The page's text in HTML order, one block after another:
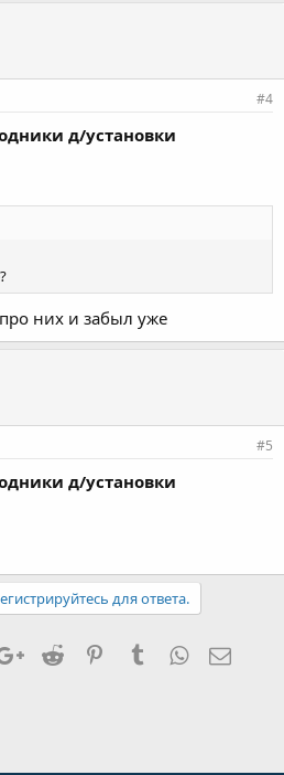
#4
д/установки
них и забыл уже
#5
д/установки
для ответа.
Google+
Reddit PinterestTumblrWhatsApp